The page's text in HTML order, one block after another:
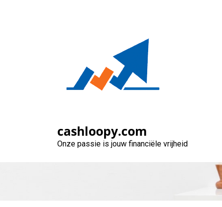
cashloopy.com
Onze passie is jouw financiële vrijheid